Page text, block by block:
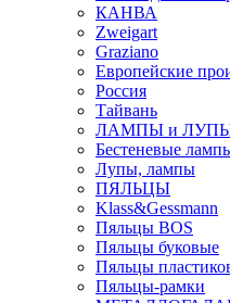
КАНВА
Zweigart
Graziano
Европейские
Россия
Тайвань
ЛАМПЫ и
Бестеневые
Лупы, лампы
ПЯЛЬЦЫ
Klass&Gessmann
Пяльцы BOS
Пяльцы буковые
Пяльцы
Пяльцы-рамки